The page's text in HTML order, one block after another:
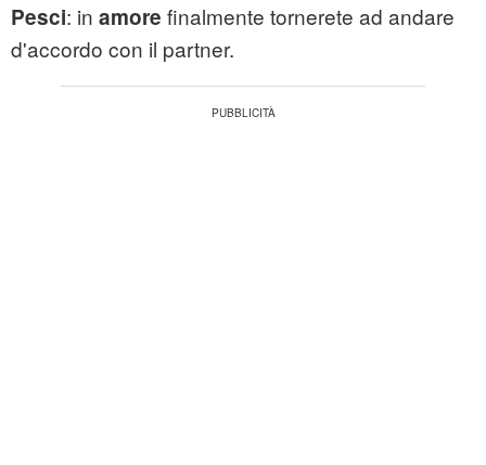
Pesci: in amore finalmente tornerete ad andare
d'accordo con il partner.